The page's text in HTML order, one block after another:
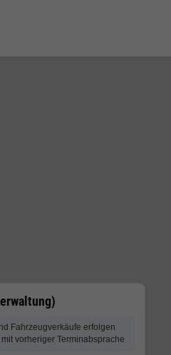
Fahrzeugverkäufe erfolgen
vorheriger Terminabsprache